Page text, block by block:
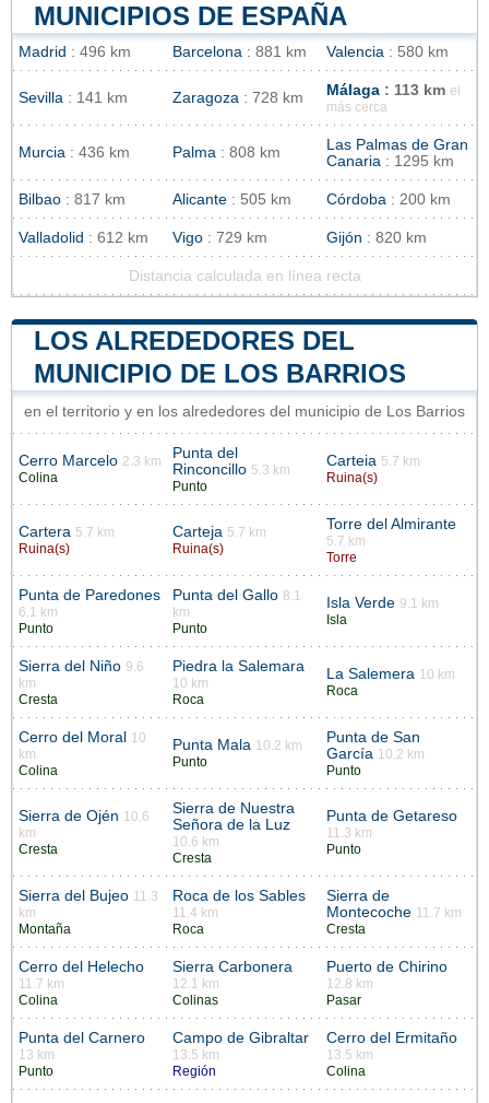
MUNICIPIOS DE ESPAÑA
Madrid : 496 km Barcelona : 881 km Valencia : 580 km
Sevilla : 141 km Zaragoza : 728 km Málaga : 113 km el
más cerca
Murcia : 436 km Palma : 808 km
Las Palmas de Gran
Canaria : 1295 km
Bilbao : 817 km Alicante : 505 km Córdoba : 200 km
Valladolid : 612 km Vigo : 729 km Gijón : 820 km
Distancia calculada en línea recta
LOS ALREDEDORES DEL
MUNICIPIO DE LOS BARRIOS
en el territorio y en los alrededores del municipio de Los Barrios
Cerro Marcelo 2.3 km
Colina
Punta del
Rinconcillo 5.3 km
Punto
Carteia 5.7 km
Ruina(s)
Cartera 5.7 km
Ruina(s)
Carteja 5.7 km
Ruina(s)
Torre del Almirante
5.7 km
Torre
Punta de Paredones
6.1 km
Punto
Punta del Gallo 8.1
km
Punto
Isla Verde 9.1 km
Isla
Sierra del Niño 9.6
km
Cresta
Piedra la Salemara
10 km
Roca
La Salemera 10 km
Roca
Cerro del Moral
10
km
Colina
Punta Mala 10.2 km
Punto
Punta de San
García 10.2 km
Punto
Sierra de Ojén 10.6
km
Cresta
Sierra de Nuestra
Señora de la Luz
10.6 km
Cresta
Punta de Getareso
11.3 km
Punto
Sierra del Bujeo 11.3
km
Montaña
Roca de los Sables
11.4 km
Roca
Sierra de
Montecoche 11.7 km
Cresta
Cerro del Helecho
11.7 km
Colina
Sierra Carbonera
12.1 km
Colinas
Puerto de Chirino
12.8 km
Pasar
Punta del Carnero
13 km
Punto
Campo de Gibraltar
13.5 km
Región
Cerro del Ermitaño
13.5 km
Colina